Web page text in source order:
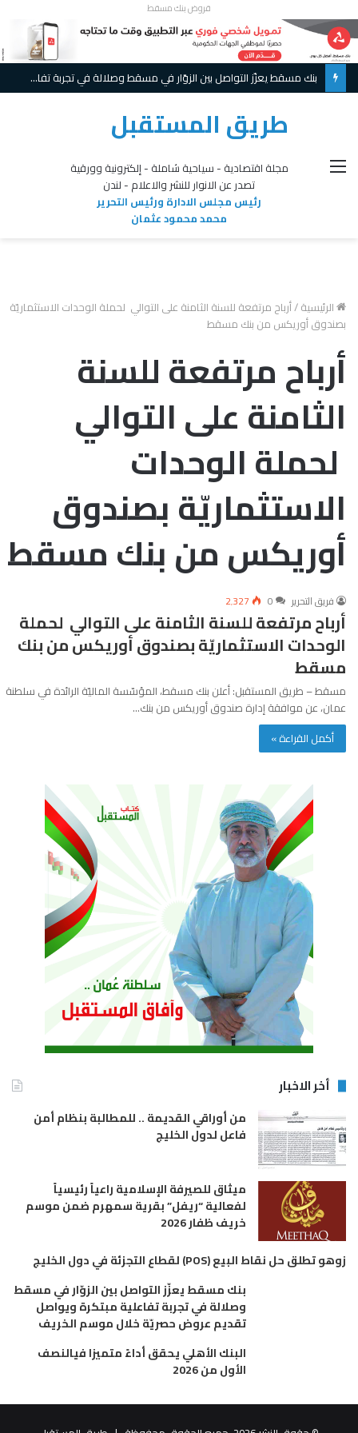
قروض بنك مسقط
بنك مسقط يعزّز التواصل بين الزوّار في مسقط وصلالة في تجربة تفاعلية مبتكرة ويواصل تقديم عروض حصريّة خلال موسم الخريف
طريق المستقبل
مجلة اقتصادية - سياحية شاملة - إلكترونية وورقية
تصدر عن الانوار للنشر والاعلام - لندن
رئيس مجلس الادارة ورئيس التحرير
محمد محمود عثمان
القائمة
الرئيسية/أرباح مرتفعة للسنة الثامنة على التوالي لحملة الوحدات الاستثماريّة
بصندوق أوريكس من بنك مسقط
أرباح مرتفعة للسنة
الثامنة على التوالي
لحملة الوحدات
الاستثماريّة بصندوق
أوريكس من بنك مسقط
فريق التحرير 0 2٬327
أرباح مرتفعة للسنة الثامنة على التوالي لحملة
الوحدات الاستثماريّة بصندوق أوريكس من بنك
مسقط
مسقط – طريق المستقبل: أعلن بنك مسقط، المؤسّسة الماليّة الرائدة في سلطنة
عمان، عن موافقة إدارة صندوق أوريكس من بنك…
أكمل القراءة »
أخر الاخبار
من أوراقي القديمة .. للمطالبة بنظام أمن
فاعل لدول الخليج
ميثاق للصيرفة الإسلامية راعياً رئيسياً
لفعالية “ريفل” بقرية سمهرم ضمن موسم
خريف ظفار 2026
زوهو تطلق حل نقاط البيع (POS) لقطاع التجزئة في دول الخليج
بنك مسقط يعزّز التواصل بين الزوّار في مسقط
وصلالة في تجربة تفاعلية مبتكرة ويواصل
تقديم عروض حصريّة خلال موسم الخريف
البنك الأهلي يحقق أداءً متميزا فيالنصف
الأول من 2026